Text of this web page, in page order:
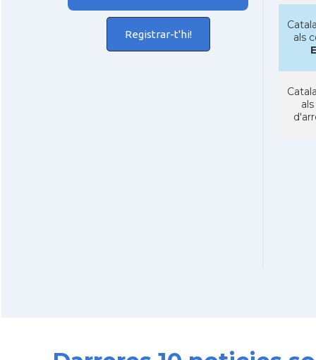
Registrar-t'hi!
als